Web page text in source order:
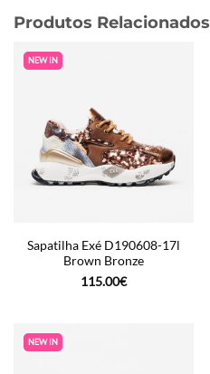
Produtos Relacionados
NEW IN
Sapatilha Exé D190608-17l
Brown Bronze
115.00€
NEW IN